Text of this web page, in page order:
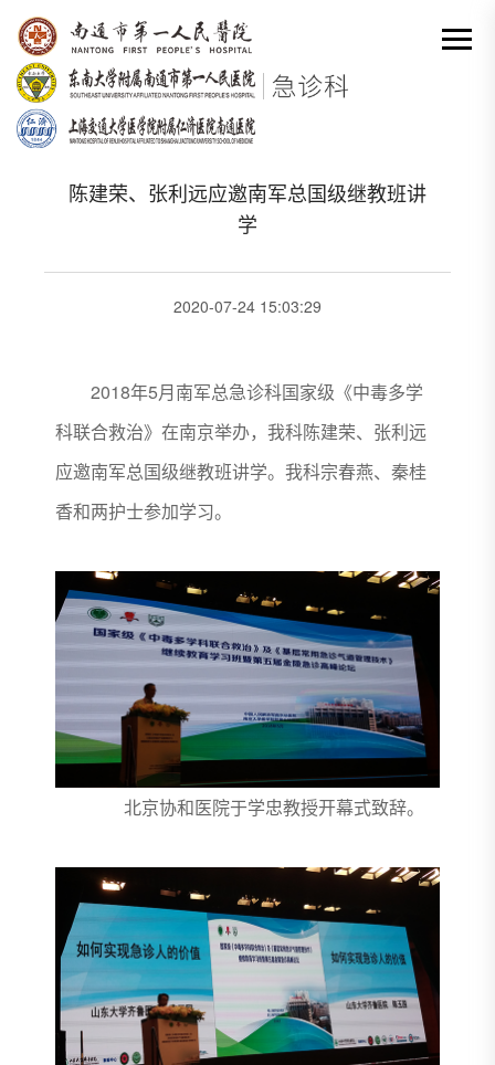
网站首页 - 科室动态详情
分类出来 
陈建荣、张利远应邀南军总国级继教班讲
学
2020-07-24 15:03:29
2018年5月南军总急诊科国家级《中毒多学
科联合救治》在南京举办，我科陈建荣、张利远
应邀南军总国级继教班讲学。我科宗春燕、秦桂
香和两护士参加学习。
北京协和医院于学忠教授开幕式致辞。